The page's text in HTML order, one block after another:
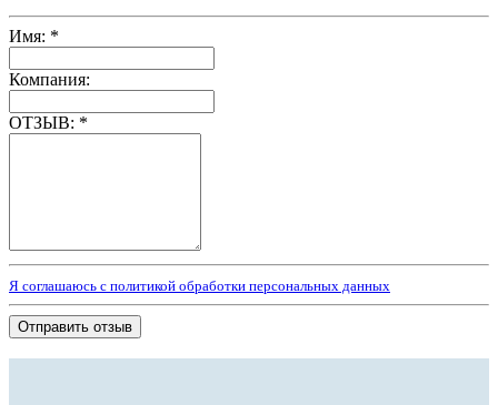
Имя: *
Компания:
ОТЗЫВ: *
Я соглашаюсь с политикой обработки персональных данных
Отправить отзыв